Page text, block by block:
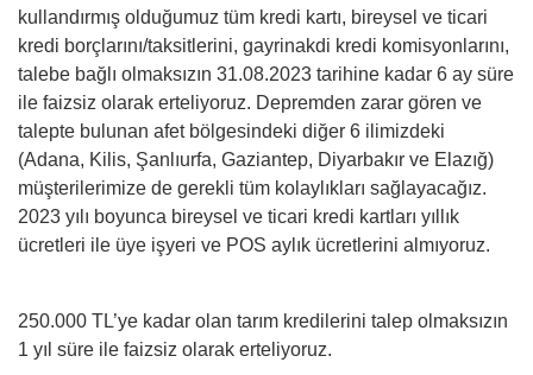
kullandırmış olduğumuz tüm kredi kartı, bireysel ve ticari
kredi borçlarını/taksitlerini, gayrinakdi kredi komisyonlarını,
talebe bağlı olmaksızın 31.08.2023 tarihine kadar 6 ay süre
ile faizsiz olarak erteliyoruz. Depremden zarar gören ve
talepte bulunan afet bölgesindeki diğer 6 ilimizdeki
(Adana, Kilis, Şanlıurfa, Gaziantep, Diyarbakır ve Elazığ)
müşterilerimize de gerekli tüm kolaylıkları sağlayacağız.
2023 yılı boyunca bireysel ve ticari kredi kartları yıllık
ücretleri ile üye işyeri ve POS aylık ücretlerini almıyoruz.
250.000 TL’ye kadar olan tarım kredilerini talep olmaksızın
1 yıl süre ile faizsiz olarak erteliyoruz.